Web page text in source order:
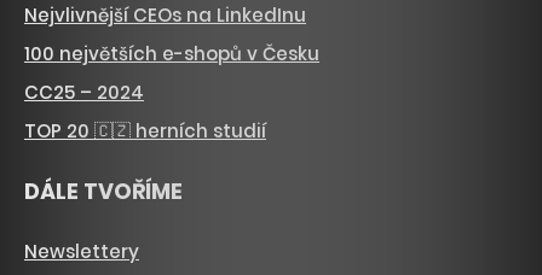
Nejvlivnější CEOs na LinkedInu
100 největších e-shopů v Česku
CC25 – 2024
TOP 20 🇨🇿 herních studií
DÁLE TVOŘÍME
Newslettery